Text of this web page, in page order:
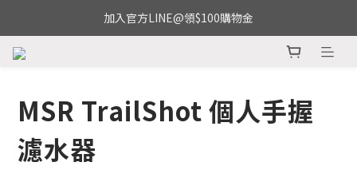
加入官方LINE@領$100購物金
MSR TrailShot 個人手握
濾水器